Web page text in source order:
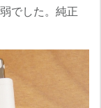
でした。純正